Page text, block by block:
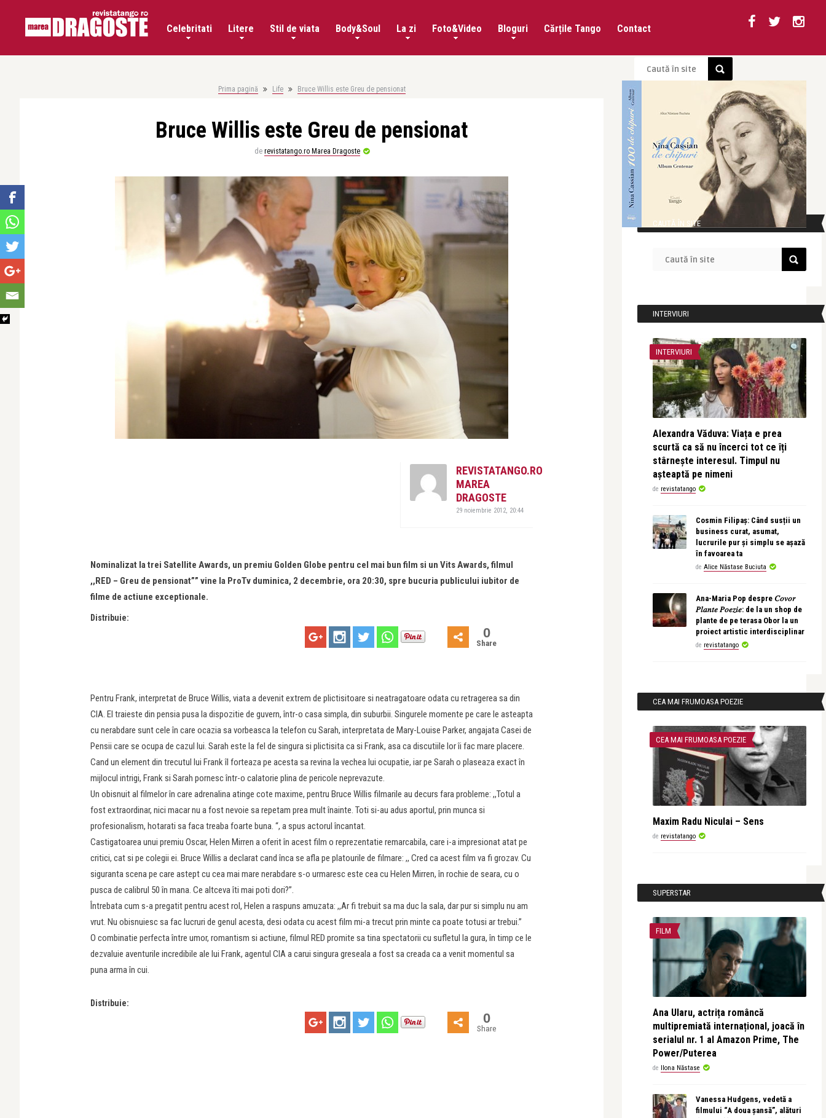
Celebritati Litere Stil de viata Body&Soul La zi Foto&Video Bloguri Cărțile Tango Contact
Prima pagină Life Bruce Willis este Greu de pensionat
Bruce Willis este Greu de pensionat
de revistatango.ro Marea Dragoste
REVISTATANGO.RO
MAREA
DRAGOSTE
29 noiembrie 2012, 20:44
Nominalizat la trei Satellite Awards, un premiu Golden Globe pentru cel mai bun film si un Vits Awards, filmul
,,RED – Greu de pensionat”” vine la ProTv duminica, 2 decembrie, ora 20:30, spre bucuria publicului iubitor de
filme de actiune exceptionale.
Distribuie:
0
Share
Pentru Frank, interpretat de Bruce Willis, viata a devenit extrem de plictisitoare si neatragatoare odata cu retragerea sa din
CIA. El traieste din pensia pusa la dispozitie de guvern, într-o casa simpla, din suburbii. Singurele momente pe care le asteapta
cu nerabdare sunt cele în care ocazia sa vorbeasca la telefon cu Sarah, interpretata de Mary-Louise Parker, angajata Casei de
Pensii care se ocupa de cazul lui. Sarah este la fel de singura si plictisita ca si Frank, asa ca discutiile lor îi fac mare placere.
Cand un element din trecutul lui Frank îl forteaza pe acesta sa revina la vechea lui ocupatie, iar pe Sarah o plaseaza exact în
mijlocul intrigi, Frank si Sarah pornesc într-o calatorie plina de pericole neprevazute.
Un obisnuit al filmelor în care adrenalina atinge cote maxime, pentru Bruce Willis filmarile au decurs fara probleme: ,,Totul a
fost extraordinar, nici macar nu a fost nevoie sa repetam prea mult înainte. Toti si-au adus aportul, prin munca si
profesionalism, hotarati sa faca treaba foarte buna. “, a spus actorul încantat.
Castigatoarea unui premiu Oscar, Helen Mirren a oferit în acest film o reprezentatie remarcabila, care i-a impresionat atat pe
critici, cat si pe colegii ei. Bruce Willis a declarat cand înca se afla pe platourile de filmare: ,, Cred ca acest film va fi grozav. Cu
siguranta scena pe care astept cu cea mai mare nerabdare s-o urmaresc este cea cu Helen Mirren, în rochie de seara, cu o
pusca de calibrul 50 în mana. Ce altceva îti mai poti dori?”.
Întrebata cum s-a pregatit pentru acest rol, Helen a raspuns amuzata: ,,Ar fi trebuit sa ma duc la sala, dar pur si simplu nu am
vrut. Nu obisnuiesc sa fac lucruri de genul acesta, desi odata cu acest film mi-a trecut prin minte ca poate totusi ar trebui.”
O combinatie perfecta între umor, romantism si actiune, filmul RED promite sa tina spectatorii cu sufletul la gura, în timp ce le
dezvaluie aventurile incredibile ale lui Frank, agentul CIA a carui singura greseala a fost sa creada ca a venit momentul sa
puna arma în cui.
Distribuie:
0
Share
CAUTĂ ÎN SITE
INTERVIURI
INTERVIURI
Alexandra Văduva: Viața e prea
scurtă ca să nu încerci tot ce îți
stârnește interesul. Timpul nu
așteaptă pe nimeni
de revistatango
Cosmin Filipaș: Când susții un
business curat, asumat,
lucrurile pur și simplu se așază
în favoarea ta
de Alice Năstase Buciuta
Ana-Maria Pop despre 𝐶𝑜𝑣𝑜𝑟
𝑃𝑙𝑎𝑛𝑡𝑒 𝑃𝑜𝑒𝑧𝑖𝑒: de la un shop de
plante de pe terasa Obor la un
proiect artistic interdisciplinar
de revistatango
CEA MAI FRUMOASA POEZIE
CEA MAI FRUMOASA POEZIE
Maxim Radu Niculai – Sens
de revistatango
SUPERSTAR
FILM
Ana Ularu, actrița româncă
multipremiată internațional, joacă în
serialul nr. 1 al Amazon Prime, The
Power/Puterea
de Ilona Năstase
Vanessa Hudgens, vedetă a
filmului “A doua șansă”, alături